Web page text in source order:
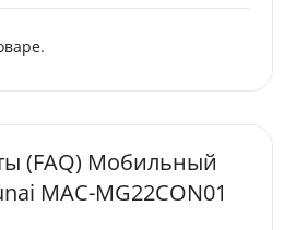
(FAQ) Мобильный
MAC-MG22CON01